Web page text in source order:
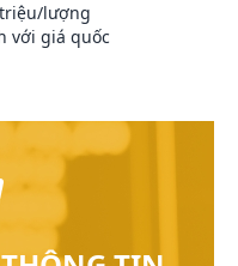
triệu/lượng
với giá quốc